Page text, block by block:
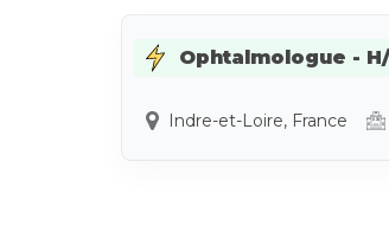
Ophtalmologue -
Indre-et-Loire, France